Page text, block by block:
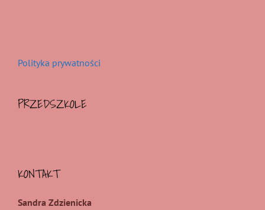
Polityka prywatności
PRZEDSZKOLE
KONTAKT
Sandra Zdzienicka